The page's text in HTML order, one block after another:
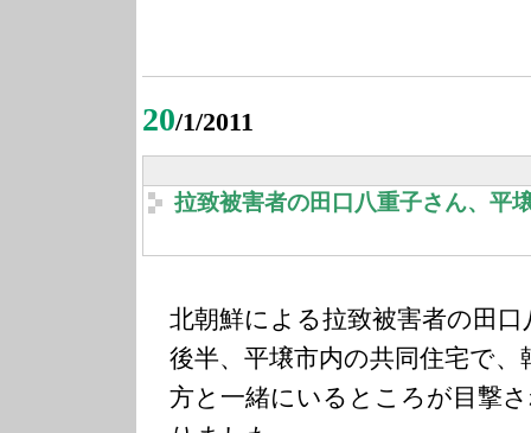
20/1/2011
拉致被害者の田口八重子さん、平
北朝鮮による拉致被害者の田
後半、平壌市内の共同住宅で
方と一緒にいるところが目撃